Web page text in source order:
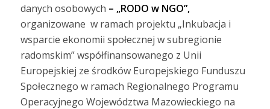
danych osobowych – „RODO w NGO”,
organizowane w ramach projektu „Inkubacja i
wsparcie ekonomii społecznej w subregionie
radomskim” współfinansowanego z Unii
Europejskiej ze środków Europejskiego Funduszu
Społecznego w ramach Regionalnego Programu
Operacyjnego Województwa Mazowieckiego na